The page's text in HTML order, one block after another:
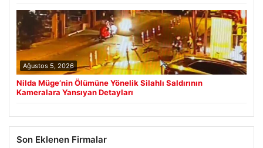
Ağustos 5, 2026
Nilda Müge’nin Ölümüne Yönelik Silahlı Saldırının
Kameralara Yansıyan Detayları
Son Eklenen Firmalar